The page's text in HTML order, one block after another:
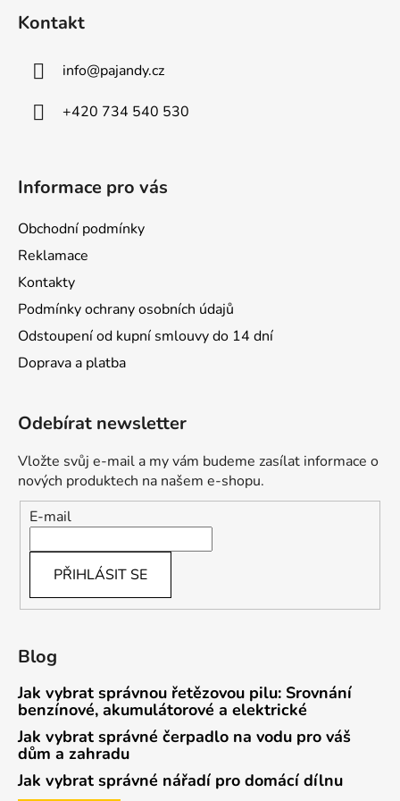
Kontakt
info@pajandy.cz
+420 734 540 530
Informace pro vás
Obchodní podmínky
Reklamace
Kontakty
Podmínky ochrany osobních údajů
Odstoupení od kupní smlouvy do 14 dní
Doprava a platba
Odebírat newsletter
Vložte svůj e-mail a my vám budeme zasílat informace o
nových produktech na našem e-shopu.
E-mail
PŘIHLÁSIT SE
Blog
Jak vybrat správnou řetězovou pilu: Srovnání
benzínové, akumulátorové a elektrické
Jak vybrat správné čerpadlo na vodu pro váš
dům a zahradu
Jak vybrat správné nářadí pro domácí dílnu